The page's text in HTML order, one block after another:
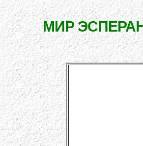
МИР